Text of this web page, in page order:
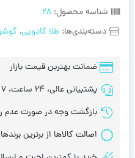
شناسه محصول: 28
دسته‌بندی‌ها: طلا کادویی,
ضمانت بهترین قیمت بازار
پشتیبانی عالی، 24 ساعت، 7 روز هفته
بازگشت وجه در صورت عدم
اصالت کالاها از برترین برندها